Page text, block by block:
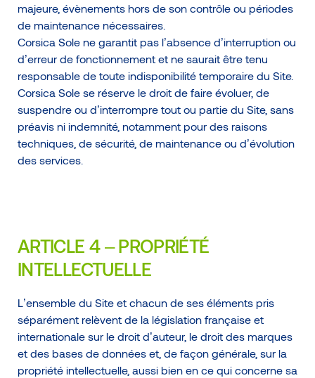
majeure, évènements hors de son contrôle ou périodes
de maintenance nécessaires.
Corsica Sole ne garantit pas l’absence d’interruption ou
d’erreur de fonctionnement et ne saurait être tenu
responsable de toute indisponibilité temporaire du Site.
Corsica Sole se réserve le droit de faire évoluer, de
suspendre ou d’interrompre tout ou partie du Site, sans
préavis ni indemnité, notamment pour des raisons
techniques, de sécurité, de maintenance ou d’évolution
des services.
ARTICLE 4 – PROPRIÉTÉ
INTELLECTUELLE
L’ensemble du Site et chacun de ses éléments pris
séparément relèvent de la législation française et
internationale sur le droit d’auteur, le droit des marques
et des bases de données et, de façon générale, sur la
propriété intellectuelle, aussi bien en ce qui concerne sa